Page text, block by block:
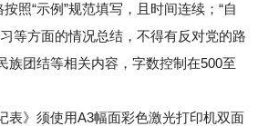
按照“示例”规范填写，且时间连续；“自
等方面的情况总结，不得有反对党的路
族团结等相关内容，字数控制在500至
表》须使用A3幅面彩色激光打印机双面